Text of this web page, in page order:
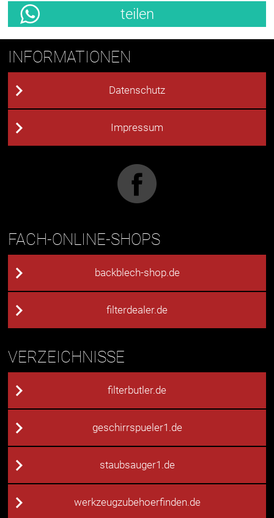
teilen
INFORMATIONEN
Datenschutz
Impressum
FACH-ONLINE-SHOPS
backblech-shop.de
filterdealer.de
VERZEICHNISSE
filterbutler.de
geschirrspueler1.de
staubsauger1.de
werkzeugzubehoerfinden.de